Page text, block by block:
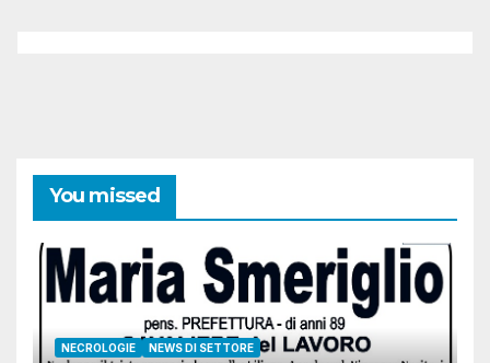
You missed
NECROLOGIE NEWS DI SETTORE